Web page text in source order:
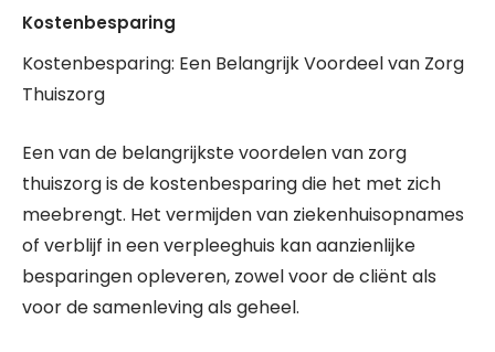
Kostenbesparing
Kostenbesparing: Een Belangrijk Voordeel van Zorg
Thuiszorg
Een van de belangrijkste voordelen van zorg
thuiszorg is de kostenbesparing die het met zich
meebrengt. Het vermijden van ziekenhuisopnames
of verblijf in een verpleeghuis kan aanzienlijke
besparingen opleveren, zowel voor de cliënt als
voor de samenleving als geheel.